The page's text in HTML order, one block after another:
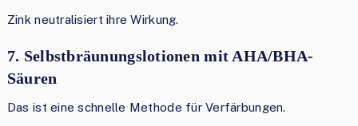
Zink neutralisiert ihre Wirkung.
7. Selbstbräunungslotionen mit AHA/BHA-
Säuren
Das ist eine schnelle Methode für Verfärbungen.